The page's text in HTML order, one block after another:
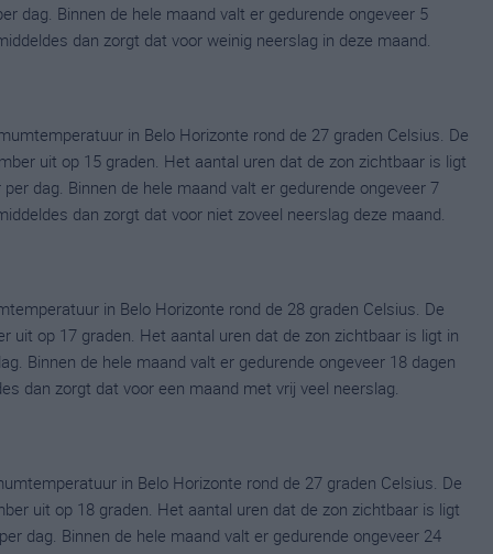
dag. Binnen de hele maand valt er gedurende ongeveer 5
dan zorgt dat voor weinig neerslag in deze maand.
in Belo Horizonte rond de 27 graden Celsius. De
uit op 15 graden. Het aantal uren dat de zon zichtbaar is ligt
dag. Binnen de hele maand valt er gedurende ongeveer 7
dan zorgt dat voor niet zoveel neerslag deze maand.
in Belo Horizonte rond de 28 graden Celsius. De
uit op 17 graden. Het aantal uren dat de zon zichtbaar is ligt in
Binnen de hele maand valt er gedurende ongeveer 18 dagen
dan zorgt dat voor een maand met vrij veel neerslag.
in Belo Horizonte rond de 27 graden Celsius. De
uit op 18 graden. Het aantal uren dat de zon zichtbaar is ligt
dag. Binnen de hele maand valt er gedurende ongeveer 24